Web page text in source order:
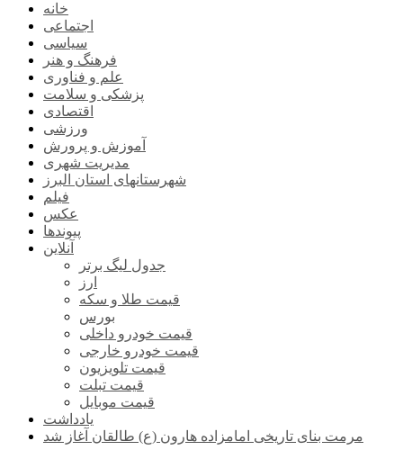
خانه
اجتماعی
سیاسی
فرهنگ و هنر
علم و فناوری
پزشکی و سلامت
اقتصادی
ورزشی
آموزش و پرورش
مدیریت شهری
شهرستانهای استان البرز
فیلم
عکس
پیوندها
آنلاین
جدول لیگ برتر
ارز
قیمت طلا و سکه
بورس
قیمت خودرو داخلی
قیمت خودرو خارجی
قیمت تلویزیون
قیمت تبلت
قیمت موبایل
یادداشت
مرمت بنای تاریخی امامزاده هارون (ع) طالقان آغاز شد